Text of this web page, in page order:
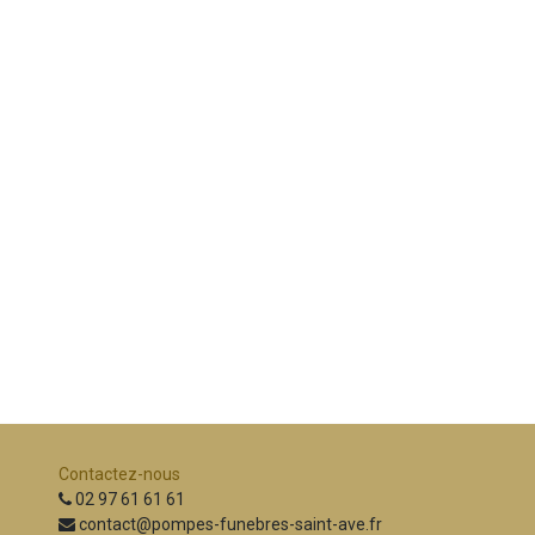
Contactez-nous
02 97 61 61 61
contact@pompes-funebres-saint-ave.fr